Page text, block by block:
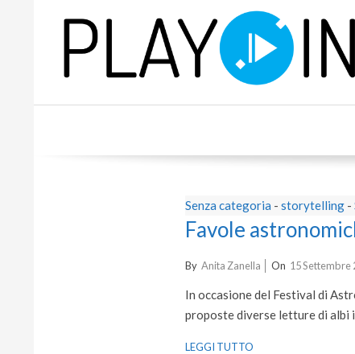
P
Senza categoria - storytelling-
Favole
2025-
15
By Anita Zanella On 15 Settembre
In occasione del Festival di
proposte diverse letture di
LEGGI TUTTO